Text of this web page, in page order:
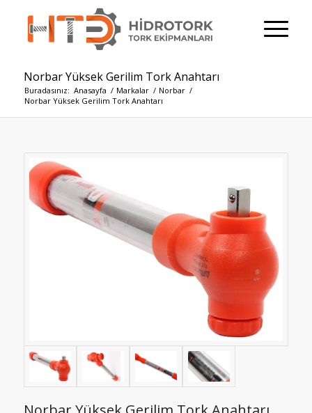
Norbar Yüksek Gerilim Tork Anahtarı
Buradasınız: Anasayfa / Markalar / Norbar /
Norbar Yüksek Gerilim Tork Anahtarı